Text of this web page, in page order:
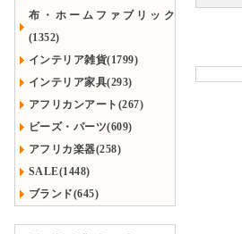
布・ホームファブリック
(1352)
インテリア雑貨(1799)
インテリア家具(293)
アフリカンアート(267)
ビーズ・パーツ(609)
アフリカ楽器(258)
SALE(1448)
ブランド(645)